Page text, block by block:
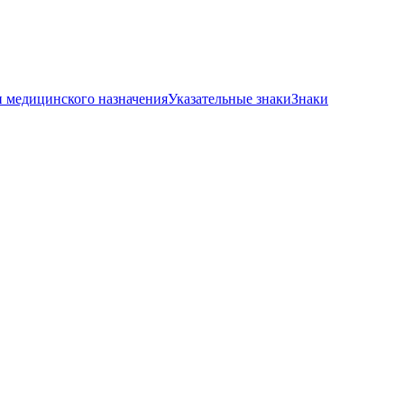
медицинского назначенияУказательные знакиЗнаки